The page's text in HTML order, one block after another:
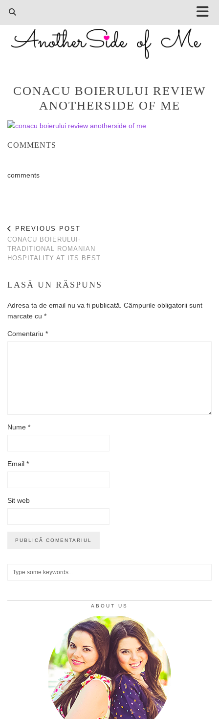
CONACU BOIERULUI REVIEW
ANOTHERSIDE OF ME
COMMENTS
comments
PREVIOUS POST
CONACU BOIERULUI-
TRADITIONAL ROMANIAN
HOSPITALITY AT ITS BEST
LASĂ UN RĂSPUNS
Adresa ta de email nu va fi publicată. Câmpurile obligatorii sunt
marcate cu *
Comentariu *
Nume *
Email *
Sit web
ABOUT US